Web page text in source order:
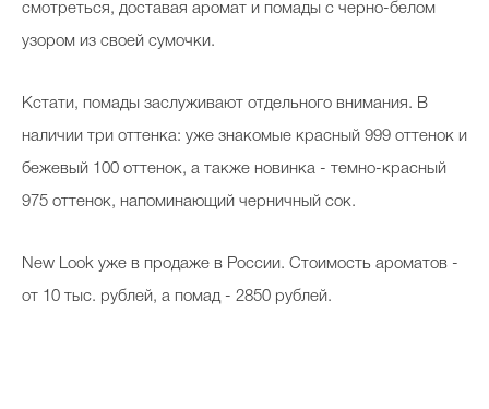
смотреться, доставая аромат и помады с черно-белом
узором из своей сумочки.
Кстати, помады заслуживают отдельного внимания. В
наличии три оттенка: уже знакомые красный 999 оттенок и
бежевый 100 оттенок, а также новинка - темно-красный
975 оттенок, напоминающий черничный сок.
New Look уже в продаже в России. Стоимость ароматов -
от 10 тыс. рублей, а помад - 2850 рублей.